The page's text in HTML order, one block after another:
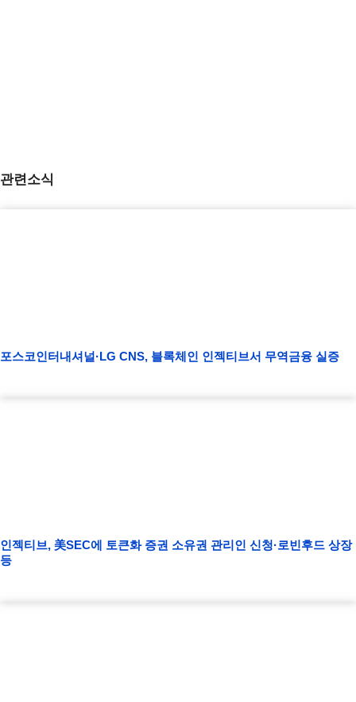
관련소식
포스코인터내셔널·LG CNS, 블록체인 인젝티브서 무역금융 실증
인젝티브, 美SEC에 토큰화 증권 소유권 관리인 신청·로빈후드 상장
등